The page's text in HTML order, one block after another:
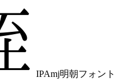
IPAmj明朝フォント